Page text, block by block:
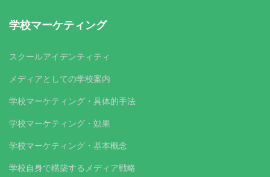
学校マーケティング
スクールアイデンティティ
メディアとしての学校案内
学校マーケティング・具体的手法
学校マーケティング・効果
学校マーケティング・基本概念
学校自身で構築するメディア戦略